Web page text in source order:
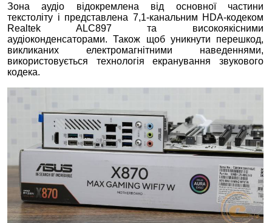
Зона аудіо відокремлена від основної частини
текстоліту і представлена 7,1-канальним HDA-кодеком
Realtek ALC897 та високоякісними
аудіоконденсаторами. Також щоб уникнути перешкод,
викликаних електромагнітними наведеннями,
використовується технологія екранування звукового
кодека.